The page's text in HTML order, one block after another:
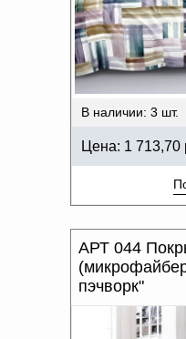
В наличии: 3 шт.
Цена: 1 713,70
АРТ 044
пэчворк"